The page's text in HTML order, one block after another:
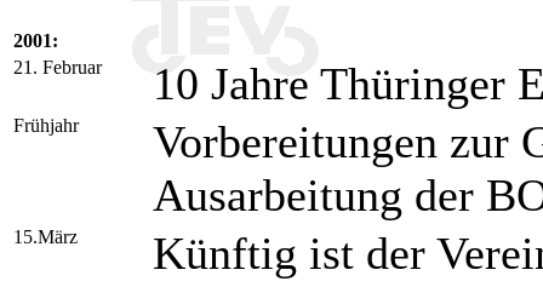
2001:
21. Februar
10 Jahre Thüringer
Frühjahr
Vorbereitungen zur
Ausarbeitung der
15.März
Künftig ist der